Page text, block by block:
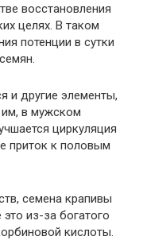
восстановления
целях. В таком
потенции в сутки
и другие элементы,
им, в мужском
циркуляция
приток к половым
семена крапивы
из-за богатого
кислоты.